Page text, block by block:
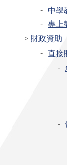
中學
專上
財政資助
直接